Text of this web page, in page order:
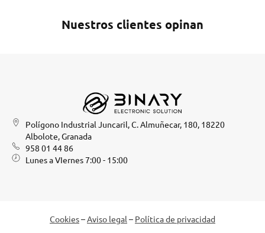
Nuestros clientes opinan
Polígono Industrial Juncaril, C. Almuñecar, 180, 18220
Albolote, Granada
958 01 44 86
Lunes a VIernes 7:00 - 15:00
Cookies–Aviso legal – Política de privacidad